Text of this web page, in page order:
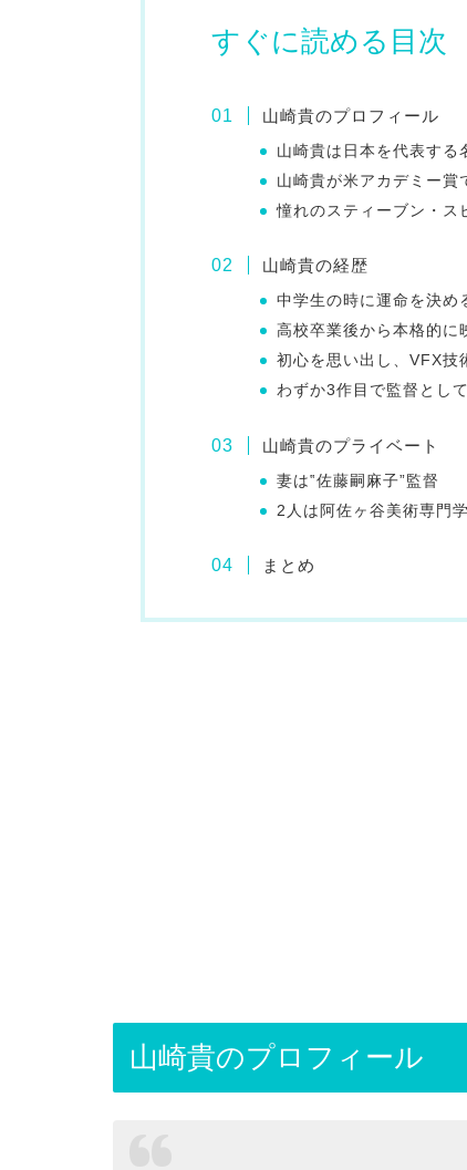
すぐに読める目次
山崎貴のプロフィール
山崎貴は日本を代表する
山崎貴が米アカデミー賞
憧れのスティーブン・ス
山崎貴の経歴
中学生の時に運命を決め
高校卒業後から本格的に
初心を思い出し、VFX技
わずか3作目で監督とし
山崎貴のプライベート
妻は‟佐藤嗣麻子”監督
2人は阿佐ヶ谷美術専門
まとめ
山崎貴のプロフィール